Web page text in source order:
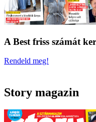
A Best friss számát
Rendeld meg!
Story magazin